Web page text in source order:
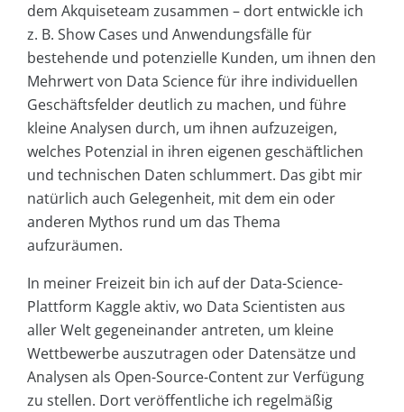
dem Akquiseteam zusammen – dort entwickle ich
z. B. Show Cases und Anwendungsfälle für
bestehende und potenzielle Kunden, um ihnen den
Mehrwert von Data Science für ihre individuellen
Geschäftsfelder deutlich zu machen, und führe
kleine Analysen durch, um ihnen aufzuzeigen,
welches Potenzial in ihren eigenen geschäftlichen
und technischen Daten schlummert. Das gibt mir
natürlich auch Gelegenheit, mit dem ein oder
anderen Mythos rund um das Thema
aufzuräumen.
In meiner Freizeit bin ich auf der Data-Science-
Plattform Kaggle aktiv, wo Data Scientisten aus
aller Welt gegeneinander antreten, um kleine
Wettbewerbe auszutragen oder Datensätze und
Analysen als Open-Source-Content zur Verfügung
zu stellen. Dort veröffentliche ich regelmäßig